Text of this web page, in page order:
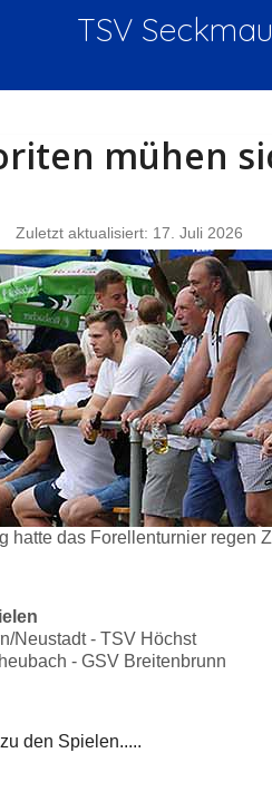
Toggle TSV
mühen
Zuletzt aktualisiert: 17. Juli 2026
hatte das Forellenturnier regen
Neustadt - TSV Höchst
- GSV Breitenbrunn
den Spielen.....